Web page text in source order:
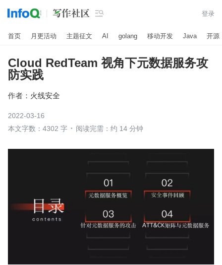
 登录
首页 月更活动 主题征文 AI golang 移动开发 Java 开源
Cloud RedTeam 视角下元数据服务攻
防实践
作者： 火线安全
2022-03-16
本文字数：4302 字
阅读完需：约 14 分钟